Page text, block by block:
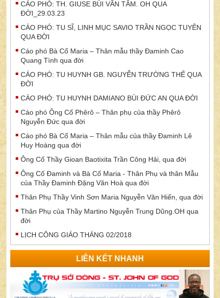
CÁO PHÓ: TH. GIUSE BÙI VĂN TÂM. OH QUA
ĐỜI_29.03.23
CÁO PHÓ: TU SĨ, LINH MỤC SAVIO TRẦN NGỌC TUYÊN
QUA ĐỜI
Cáo phó Bà Cố Maria – Thân mẫu thầy Đaminh Cao
Quang Tình qua đời
CÁO PHÓ: TU HUYNH GB. NGUYỄN TRƯỜNG THẾ QUA
ĐỜI
CÁO PHÓ: TU HUYNH DAMIANO BÙI ĐỨC AN QUA ĐỜI
Cáo phó Ông Cố Phêrô – Thân phụ của thầy Phêrô
Nguyễn Đức qua đời
Cáo phó Bà Cố Maria – Thân mẫu của thầy Đaminh Lê
Huy Hoàng qua đời
Ông Cố Thầy Gioan Baotixita Trần Công Hải, qua đời
Ông Cố Đaminh và Bà Cố Maria - Thân Phụ và thân Mẫu
của Thầy Đaminh Đặng Văn Hoà qua đời
Thân Phụ Thầy Vinh Sơn Maria Nguyễn Văn Hiển, qua đời
Thân Phụ của Thầy Martino Nguyễn Trung Dũng.OH qua
đời
LỊCH CÔNG GIÁO THÁNG 02/2018
LIÊN KẾT NHANH